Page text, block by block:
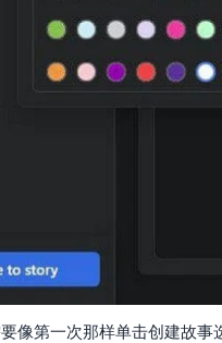
像第一次那样单击创建故